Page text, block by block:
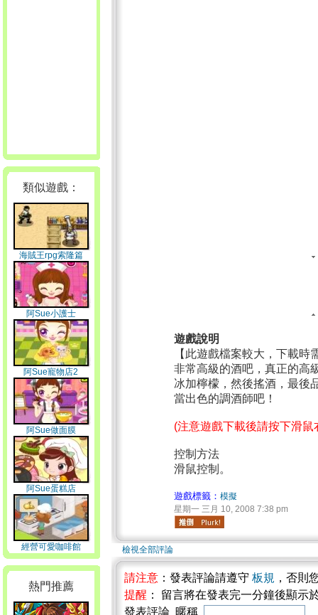
類似遊戲：
海賊王rpg索隆篇
v1.0
阿Sue小護士
阿Sue寵物店2
阿Sue做面膜
阿Sue蛋糕店
經營可愛咖啡館
熱門推薦
遊戲說明
【此遊戲檔案較大，下載
非常高級的酒吧，真正的高
冰加檸檬，然後搖酒，最後
當出色的調酒師吧！
(注意遊戲下載後請按下滑
控制方法
滑鼠控制。
遊戲標籤：模擬
星期一 三月 10, 2008 7:38 pm
檢視全部評論
請注意 ：發表評論請遵守 板規 ，否則
提醒 ： 留言將在發表完一分鐘後顯示
發表評論 暱稱